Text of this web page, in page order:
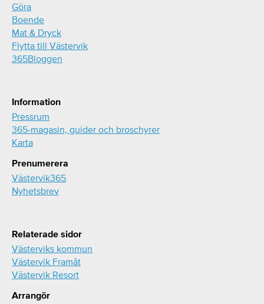
Göra
Boende
Mat & Dryck
Flytta till Västervik
365Bloggen
Information
Pressrum
365-magasin, guider och broschyrer
Karta
Prenumerera
Västervik365
Nyhetsbrev
Relaterade sidor
Västerviks kommun
Västervik Framåt
Västervik Resort
Arrangör